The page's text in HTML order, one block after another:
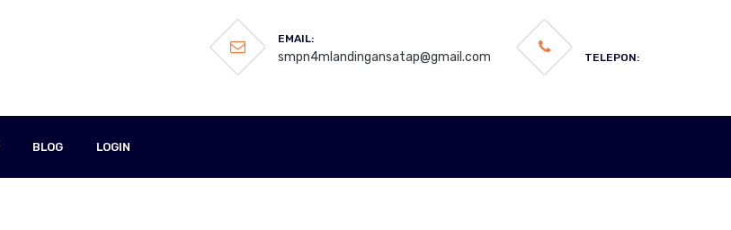
EMAIL:
smpn4mlandingansatap@gmail.com TELEPON:
BLOG LOGIN